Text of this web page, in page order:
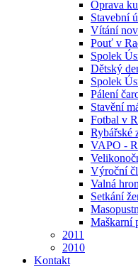
Oprava
Stavební
Vítání
Pouť v
Spolek
Dětský
Spolek
Pálení
Stavění
Fotbal v
Rybářské
VAPO -
Výroční
Valná
Setkání
Maškarní
2011
2010
Kontakt